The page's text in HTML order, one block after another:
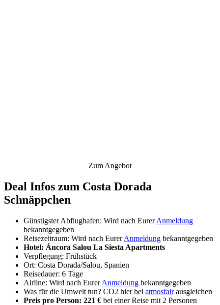
Zum Angebot
Deal Infos zum Costa Dorada
Schnäppchen
Günstigster Abflughafen: Wird nach EurerAnmeldung
bekanntgegeben
Reisezeitraum: Wird nach EurerAnmeldung bekanntgegeben
Hotel: Áncora Salou La Siesta Apartments
Verpflegung: Frühstück
Ort: Costa Dorada/Salou, Spanien
Reisedauer: 6 Tage
Airline: Wird nach EurerAnmeldung bekanntgegeben
Was für die Umwelt tun? CO2 hier bei atmosfairausgleichen
Preis pro Person: 221 € bei einer Reise mit 2 Personen